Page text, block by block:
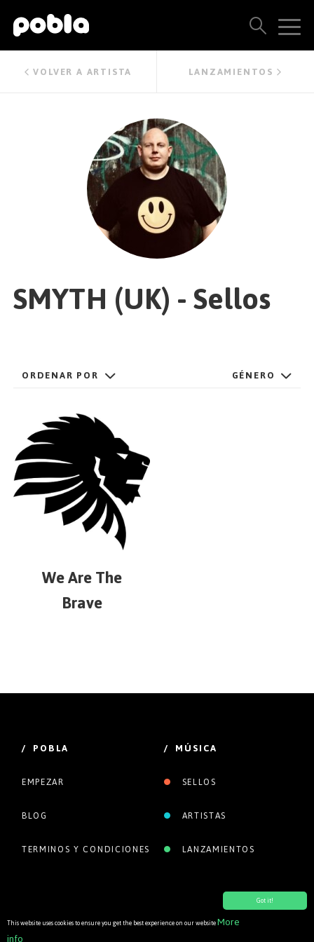
Got it!
This website uses cookies to ensure you get the best experience on our websiteMore
ARTISTAS, SELLOS Y LANZAMIENTOS
EMPEZAR
VER TODOS LOS RESULTADOS
VOLVER A ARTISTA LANZAMIENTOS
SMYTH (UK) - Sellos
GÉNERO
ORDENAR POR
We Are The
Brave
/ POBLA
EMPEZAR
BLOG
TERMINOS Y CONDICIONES
/ MÚSICA
SELLOS
ARTISTAS
LANZAMIENTOS